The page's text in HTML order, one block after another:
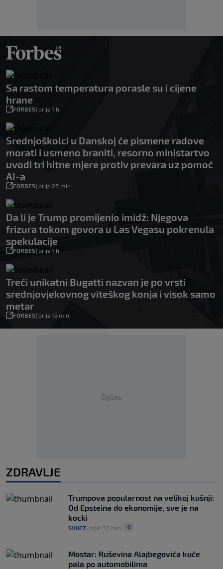
Sa rastom temperatura porasle su i cijene
hrane
FORBES| prije 1 h
Srednjoškolci u Danskoj će pismene radove
morati i usmeno braniti, resorno ministartvo
uvodi tri hitne mjere protiv prevara uz pomoć
AI-a
FORBES| prije 26 min.
Da li je Trump promijenio imidž: Njegova
frizura tokom govora u Las Vegasu pokrenula
spekulacije
FORBES| prije 1 h
Treći unikatni Bugatti nazvan je po vrsti
srednjovjekovnog viteškog konja i visok samo
metar
FORBES| prije 15 min.
Oglas
ZDRAVLJE
Trumpova popularnost na velikoj kušnji:
Od Epsteina do ekonomije, sve je na
kocki
SVIJET prije 37 min 0
Mostar: Ruševina Alajbegovića kuće
pala po automobilima